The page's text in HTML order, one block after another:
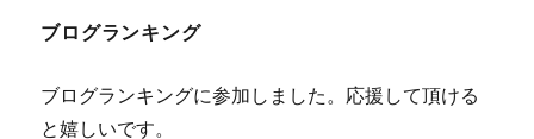
ブログランキング
ブログランキングに参加しました。応援して頂ける
と嬉しいです。